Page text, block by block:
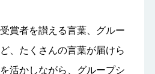
賞者を讃える言葉、グルー
、たくさんの言葉が届けら
活かしながら、グループシ